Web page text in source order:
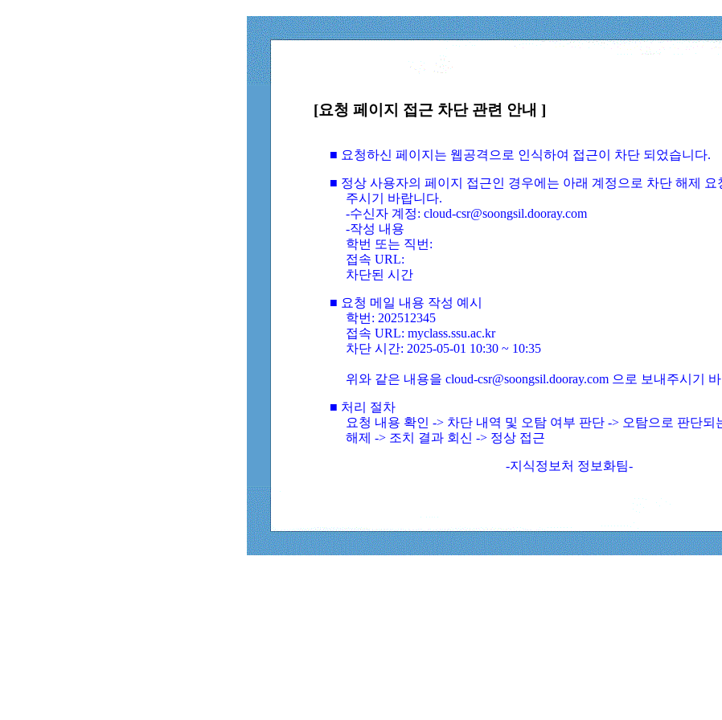
[요청 페이지 접근 차단 관련 안내 ]
■ 요청하신 페이지는 웹공격으로 인식하여 접근이 차단 되었습니다.
■ 정상 사용자의 페이지 접근인 경우에는 아래 계정으로 차단 해제 요
주시기 바랍니다.
-수신자 계정: cloud-csr@soongsil.dooray.com
-작성 내용
학번 또는 직번:
접속 URL:
차단된 시간
■ 요청 메일 내용 작성 예시
학번: 202512345
접속 URL: myclass.ssu.ac.kr
차단 시간: 2025-05-01 10:30 ~ 10:35
위와 같은 내용을 cloud-csr@soongsil.dooray.com 으로 보내주시기
■ 처리 절차
요청 내용 확인 -> 차단 내역 및 오탐 여부 판단 -> 오탐으로 판단되
해제 -> 조치 결과 회신 -> 정상 접근
-지식정보처 정보화팀-